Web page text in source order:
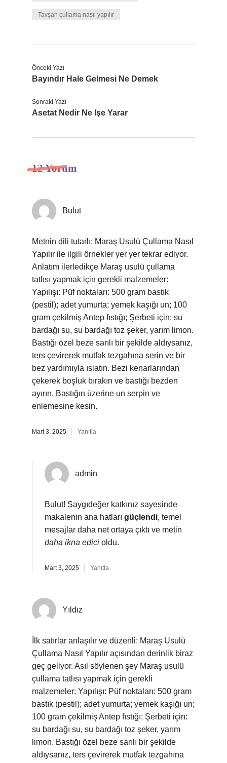
Tavşan çullama nasıl yapılır
Önceki Yazı
Bayındır Hale Gelmesi Ne Demek
Sonraki Yazı
Asetat Nedir Ne Işe Yarar
12 Yorum
Bulut
Metnin dili tutarlı; Maraş Usulü Çullama Nasıl
Yapılır ile ilgili örnekler yer yer tekrar ediyor.
Anlatım ilerledikçe Maraş usulü çullama
tatlısı yapmak için gerekli malzemeler:
Yapılışı: Püf noktaları: 500 gram bastık
(pestil); adet yumurta; yemek kaşığı un; 100
gram çekilmiş Antep fıstığı; Şerbeti için: su
bardağı su, su bardağı toz şeker, yarım limon.
Bastığı özel beze sarılı bir şekilde aldıysanız,
ters çevirerek mutfak tezgahına serin ve bir
bez yardımıyla ıslatın. Bezi kenarlarından
çekerek boşluk bırakın ve bastığı bezden
ayırın. Bastığın üzerine un serpin ve
enlemesine kesin.
Mart 3, 2025 Yanıtla
admin
Bulut! Saygıdeğer katkınız sayesinde
makalenin ana hatları güçlendi, temel
mesajlar daha net ortaya çıktı ve metin
daha ikna edici oldu.
Mart 3, 2025 Yanıtla
Yıldız
İlk satırlar anlaşılır ve düzenli; Maraş Usulü
Çullama Nasıl Yapılır açısından derinlik biraz
geç geliyor. Asıl söylenen şey Maraş usulü
çullama tatlısı yapmak için gerekli
malzemeler: Yapılışı: Püf noktaları: 500 gram
bastık (pestil); adet yumurta; yemek kaşığı un;
100 gram çekilmiş Antep fıstığı; Şerbeti için:
su bardağı su, su bardağı toz şeker, yarım
limon. Bastığı özel beze sarılı bir şekilde
aldıysanız, ters çevirerek mutfak tezgahına